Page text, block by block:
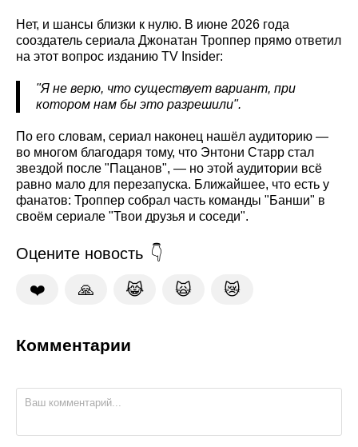
Нет, и шансы близки к нулю. В июне 2026 года
сооздатель сериала Джонатан Троппер прямо ответил
на этот вопрос изданию TV Insider:
"Я не верю, что существует вариант, при
котором нам бы это разрешили".
По его словам, сериал наконец нашёл аудиторию —
во многом благодаря тому, что Энтони Старр стал
звездой после "Пацанов", — но этой аудитории всё
равно мало для перезапуска. Ближайшее, что есть у
фанатов: Троппер собрал часть команды "Банши" в
своём сериале "Твои друзья и соседи".
Оцените новость
❤️ 🙏 😹 🙀 😿
Комментарии